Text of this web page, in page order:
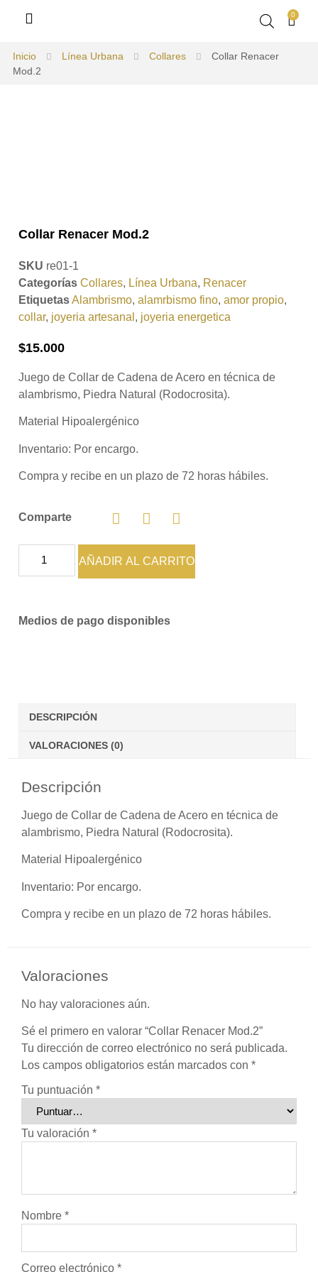
0
Inicio Línea Urbana Collares
Collar Renacer
Mod.2
Collar Renacer Mod.2
SKU re01-1
Categorías Collares, Línea Urbana, Renacer
EtiquetasAlambrismo, alamrbismo fino, amor propio,
collar, joyeria artesanal , joyeria energetica
$15.000
Juego de Collar de Cadena de Acero en técnica de
alambrismo, Piedra Natural (Rodocrosita).
Material Hipoalergénico
Inventario: Por encargo.
Compra y recibe en un plazo de 72 horas hábiles.
Comparte
AÑADIR AL CARRITO
Medios de pago disponibles
DESCRIPCIÓN
VALORACIONES (0)
Descripción
Juego de Collar de Cadena de Acero en técnica de
alambrismo, Piedra Natural (Rodocrosita).
Material Hipoalergénico
Inventario: Por encargo.
Compra y recibe en un plazo de 72 horas hábiles.
Valoraciones
No hay valoraciones aún.
Sé el primero en valorar “Collar Renacer Mod.2”
Tu dirección de correo electrónico no será publicada.
Los campos obligatorios están marcados con *
Tu puntuación *
Tu valoración *
Nombre *
Correo electrónico *